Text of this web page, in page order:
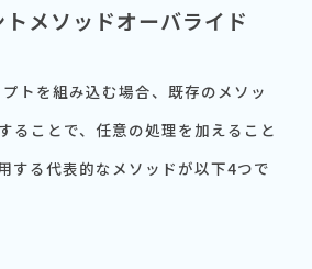
メソッドオーバライド
トを組み込む場合、既存のメソッ
ることで、任意の処理を加えること
する代表的なメソッドが以下4つで